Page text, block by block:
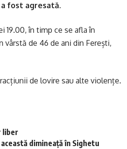
fost agresată.
19.00, în timp ce se afla în
de 46 de ani din Ferești,
de lovire sau alte violențe.
liber
dimineață în Sighetu